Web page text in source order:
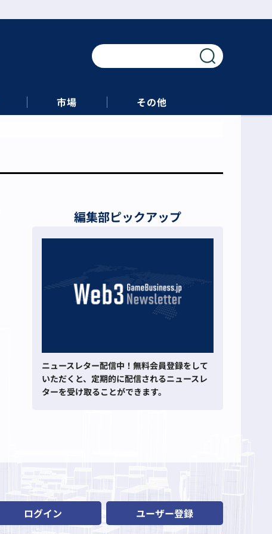
市場 その他
編集部ピックアップ
ニュースレター配信中！無料会員登録をして
いただくと、定期的に配信されるニュースレ
ターを受け取ることができます。
ログイン ユーザー登録